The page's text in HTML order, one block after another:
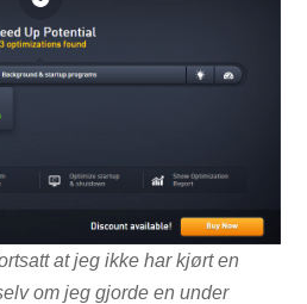
at jeg ikke har kjørt en
om jeg gjorde en under